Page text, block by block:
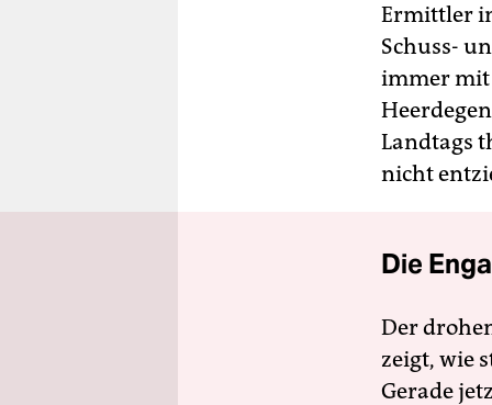
Ermittler
Schuss-
immer mit
Landtags
nicht
Die
Der
zeigt, wie
Gerade